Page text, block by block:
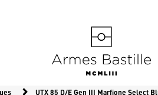
UTX 85 D/E Gen III Marfione Select